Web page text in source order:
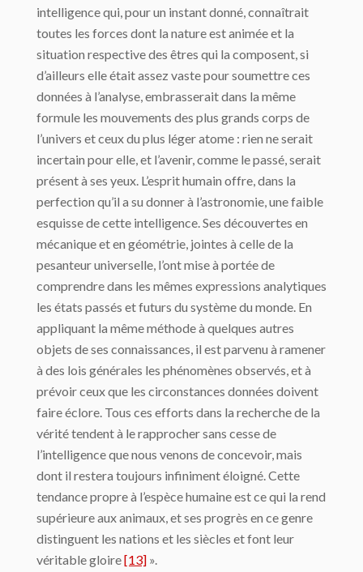
intelligence qui, pour un instant donné, connaîtrait
toutes les forces dont la nature est animée et la
situation respective des êtres qui la composent, si
d’ailleurs elle était assez vaste pour soumettre ces
données à l’analyse, embrasserait dans la même
formule les mouvements des plus grands corps de
l’univers et ceux du plus léger atome : rien ne serait
incertain pour elle, et l’avenir, comme le passé, serait
présent à ses yeux. L’esprit humain offre, dans la
perfection qu’il a su donner à l’astronomie, une faible
esquisse de cette intelligence. Ses découvertes en
mécanique et en géométrie, jointes à celle de la
pesanteur universelle, l’ont mise à portée de
comprendre dans les mêmes expressions analytiques
les états passés et futurs du système du monde. En
appliquant la même méthode à quelques autres
objets de ses connaissances, il est parvenu à ramener
à des lois générales les phénomènes observés, et à
prévoir ceux que les circonstances données doivent
faire éclore. Tous ces efforts dans la recherche de la
vérité tendent à le rapprocher sans cesse de
l’intelligence que nous venons de concevoir, mais
dont il restera toujours infiniment éloigné. Cette
tendance propre à l’espèce humaine est ce qui la rend
supérieure aux animaux, et ses progrès en ce genre
distinguent les nations et les siècles et font leur
véritable gloire[13] ».